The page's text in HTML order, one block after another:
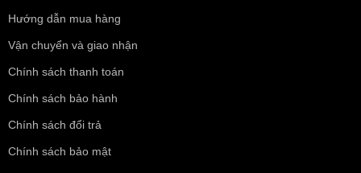
Hướng dẫn mua hàng
Vận chuyển và giao nhận
Chính sách thanh toán
Chính sách bảo hành
Chính sách đổi trả
Chính sách bảo mật